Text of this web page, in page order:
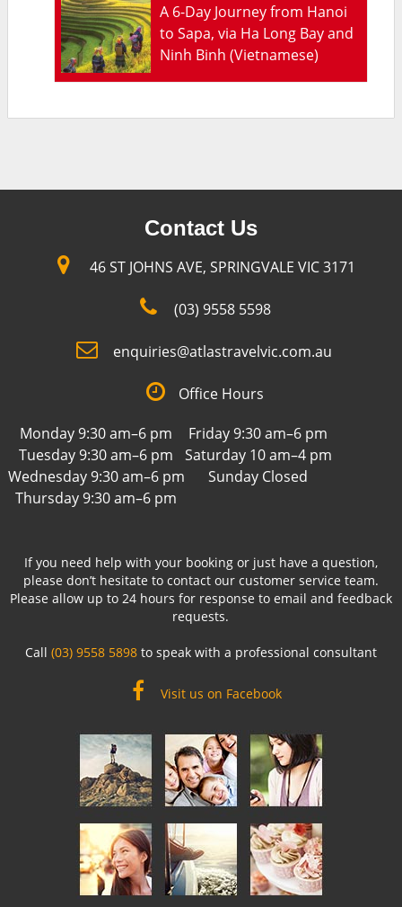
A 6-Day Journey from Hanoi
to Sapa, via Ha Long Bay and
Ninh Binh (Vietnamese)
Contact Us
46 ST JOHNS AVE, SPRINGVALE VIC 3171
(03) 9558 5598
enquiries@atlastravelvic.com.au
Office Hours
Monday 9:30 am–6 pm
Tuesday 9:30 am–6 pm
Wednesday 9:30 am–6 pm
Thursday 9:30 am–6 pm
Friday 9:30 am–6 pm
Saturday 10 am–4 pm
Sunday Closed
If you need help with your booking or just have a question,
please don’t hesitate to contact our customer service team.
Please allow up to 24 hours for response to email and feedback
requests.
Call (03) 9558 5898to speak with a professional consultant
Visit us on Facebook